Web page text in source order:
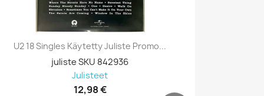
U2 18 Singles Käytetty Juliste Promo...
juliste SKU 842936
Julisteet
12,98 €